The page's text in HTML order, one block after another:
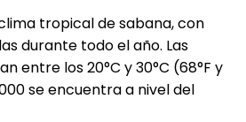
tropical de sabana, con
durante todo el año. Las
entre los 20°C y 30°C (68°F y
se encuentra a nivel del